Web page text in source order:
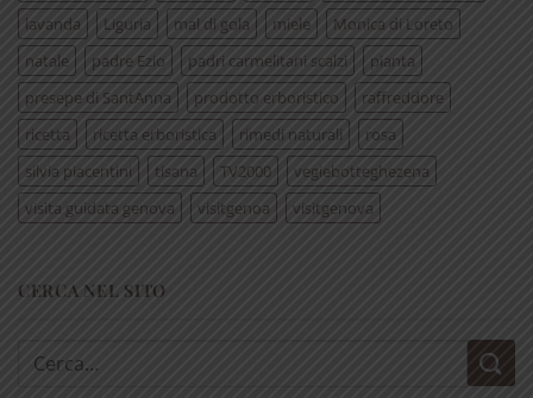
lavanda
Liguria mal di gola miele
Monica di Loreto
natale
padre Ezio padri carmelitani scalzi
pianta
presepe di SantAnna
prodotto erboristico
raffreddore
ricetta
ricetta erboristica rimedi naturali
rosa
silvia piacentini
tisana TV2000
vegiebotteghezena
visita guidata genova
visitgenoa visitgenova
CERCA NEL SITO
Cerca: